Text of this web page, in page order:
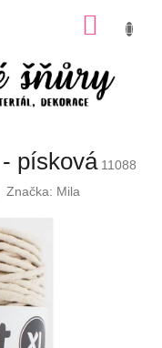
písková 11088
Značka: Mila